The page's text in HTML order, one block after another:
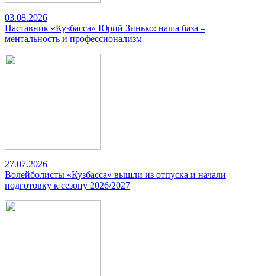
03.08.2026
Наставник «Кузбасса» Юрий Зинько: наша база –
ментальность и профессионализм
27.07.2026
Волейболисты «Кузбасса» вышли из отпуска и начали
подготовку к сезону 2026/2027